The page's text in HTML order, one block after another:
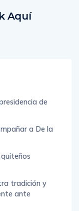
Aquí
de
a De la
tradición y
ante